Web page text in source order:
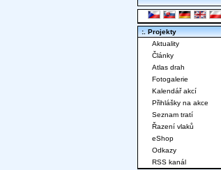
:. Projekty
Aktuality
Články
Atlas drah
Fotogalerie
Kalendář akcí
Přihlášky na akce
Seznam tratí
Řazení vlaků
eShop
Odkazy
RSS kanál